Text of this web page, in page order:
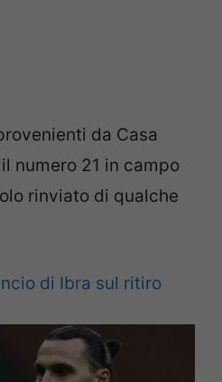
da Casa
numero 21 in campo
rinviato di qualche
di Ibra sul ritiro